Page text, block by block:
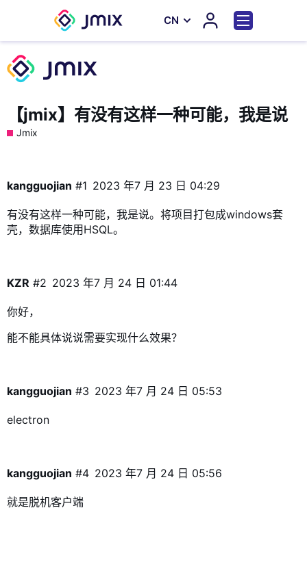
СN
【jmix】有没有这样一种可能，我是说
Jmix
kangguojian 2023 年7 月 23 日 04:29
#1
有没有这样一种可能，我是说。将项目打包成windows套
壳，数据库使用HSQL。
KZR 2023 年7 月 24 日 01:44
#2
你好，
能不能具体说说需要实现什么效果？
kangguojian 2023 年7 月 24 日 05:53
#3
electron
kangguojian 2023 年7 月 24 日 05:56
#4
就是脱机客户端